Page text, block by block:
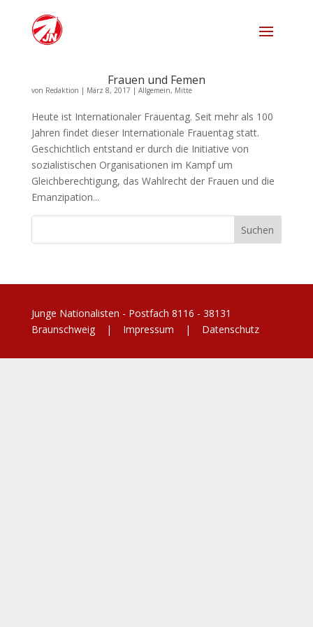
Frauen und Femen
von Redaktion | März 8, 2017 | Allgemein, Mitte
Heute ist Internationaler Frauentag. Seit mehr als 100
Jahren findet dieser Internationale Frauentag statt.
Geschichtlich entstand er durch die Initiative von
sozialistischen Organisationen im Kampf um
Gleichberechtigung, das Wahlrecht der Frauen und die
Emanzipation...
Junge Nationalisten - Postfach 8116 - 38131
Braunschweig | Impressum | Datenschutz